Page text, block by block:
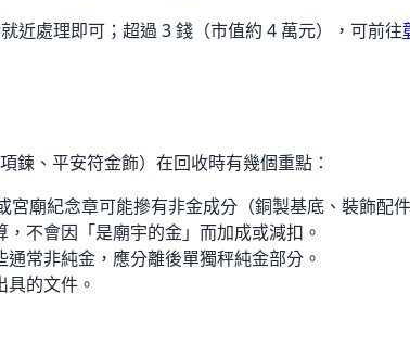
近處理即可；超過 3 錢（市值約 4 萬元），可前往
鍊、平安符金飾）在回收時有幾個重點：
宮廟紀念章可能摻有非金成分（銅製基底、裝飾配
不會因「是廟宇的金」而加成或減扣。
常非純金，應分離後單獨秤純金部分。
具的文件。